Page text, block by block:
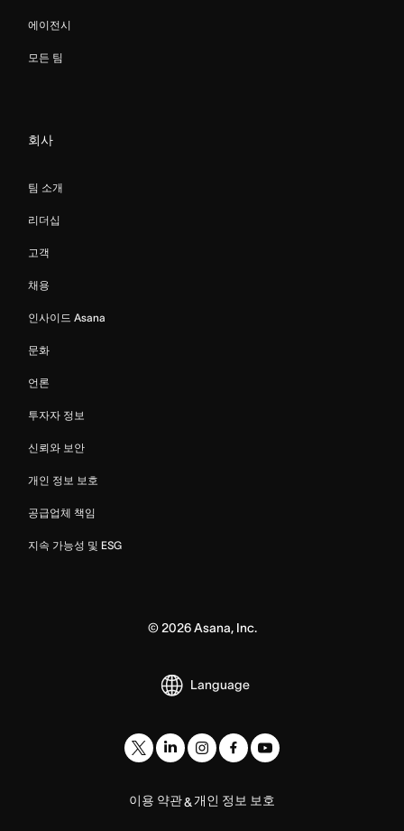
에이전시
모든 팀
회사
팀 소개
리더십
고객
채용
인사이드 Asana
문화
언론
투자자 정보
신뢰와 보안
개인 정보 보호
공급업체 책임
지속 가능성 및 ESG
© 2026Asana, Inc.
Language
이용 약관& 개인 정보 보호